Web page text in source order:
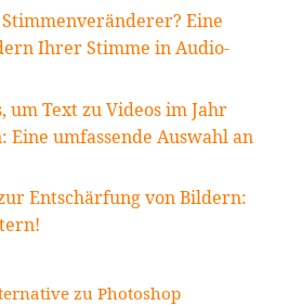
Eine
Ihrer Stimme in Audio-
um Text zu Videos im Jahr
Eine umfassende Auswahl an
Entschärfung von Bildern:
zu Photoshop